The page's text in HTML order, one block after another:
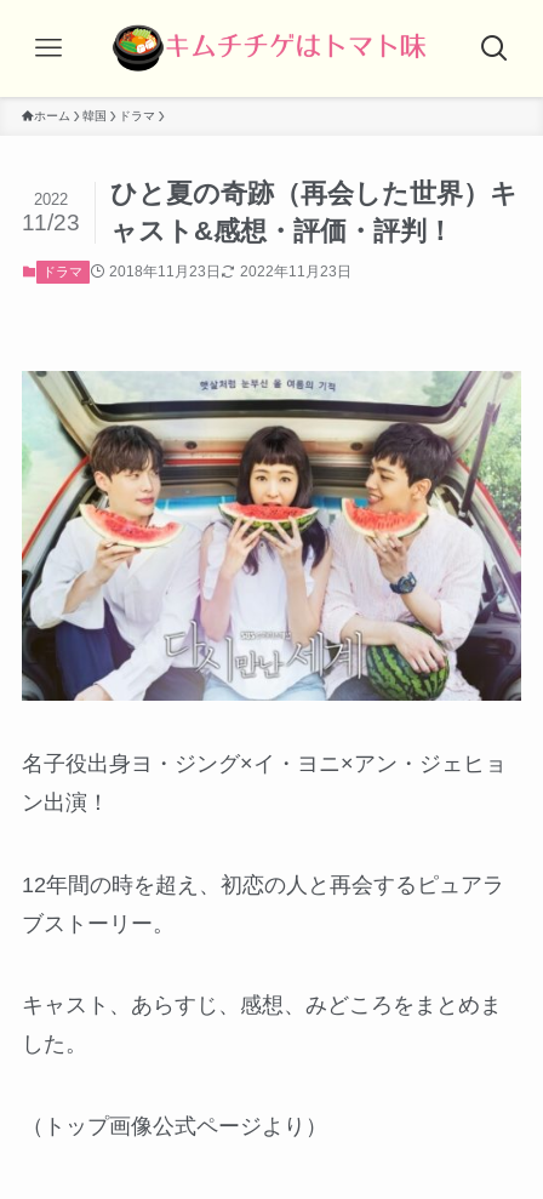
ホーム 韓国 ドラマ
ひと夏の奇跡（再会した世界）キ
ャスト&感想・評価・評判！
2022
11/23
ドラマ 2018年11月23日 2022年11月23日
名子役出身ヨ・ジング×イ・ヨニ×アン・ジェヒョ
ン出演！
12年間の時を超え、初恋の人と再会するピュアラ
ブストーリー。
キャスト、あらすじ、感想、みどころをまとめま
した。
（トップ画像公式ページより）